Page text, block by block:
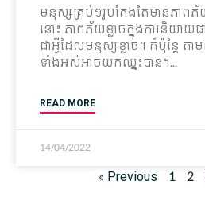
មនុស្ស​គ្រប់ៗ​រូប​តែង​តែ​មាន​ភាព​ភ័
នោះ ភាព​ភ័យខ្លាច​ក្នុង​ការ​និយាយ​ជ
ជា​អ្វី​ដែល​មនុស្ស​ខ្លាច។ ក៏ប៉ុន្តែ ត
ទាំងអស់​អាច​យក​ឈ្នះ​បាន។
READ MORE
14/04/2022
« Previous 1 2